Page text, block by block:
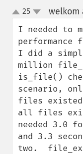
up
down
25 welkom
I needed to
I did a
million
is_file()
scenario,
files
all files
needed 3.0
and 3.3
two.